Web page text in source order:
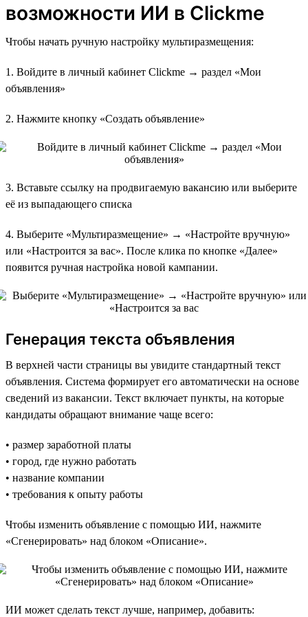
возможности ИИ в Clickme
Чтобы начать ручную настройку мультиразмещения:
1. Войдите в личный кабинет Clickme → раздел «Мои
объявления»
2. Нажмите кнопку «Создать объявление»
3. Вставьте ссылку на продвигаемую вакансию или выберите
её из выпадающего списка
4. Выберите «Мультиразмещение» → «Настройте вручную»
или «Настроится за вас». После клика по кнопке «Далее»
появится ручная настройка новой кампании.
Генерация текста объявления
В верхней части страницы вы увидите стандартный текст
объявления. Система формирует его автоматически на основе
сведений из вакансии. Текст включает пункты, на которые
кандидаты обращают внимание чаще всего:
• размер заработной платы
• город, где нужно работать
• название компании
• требования к опыту работы
Чтобы изменить объявление с помощью ИИ, нажмите
«Сгенерировать» над блоком «Описание».
ИИ может сделать текст лучше, например, добавить: